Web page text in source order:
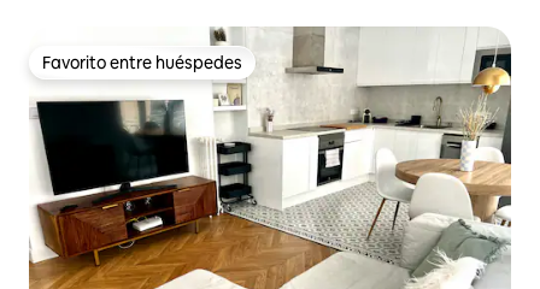
Favorito entre huéspedes
Favorito entre huéspedes